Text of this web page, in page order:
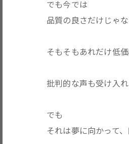
でも今では
品質の良さだけじゃ
そもそもあれだけ低
批判的な声も受け入
でも
それは夢に向かって